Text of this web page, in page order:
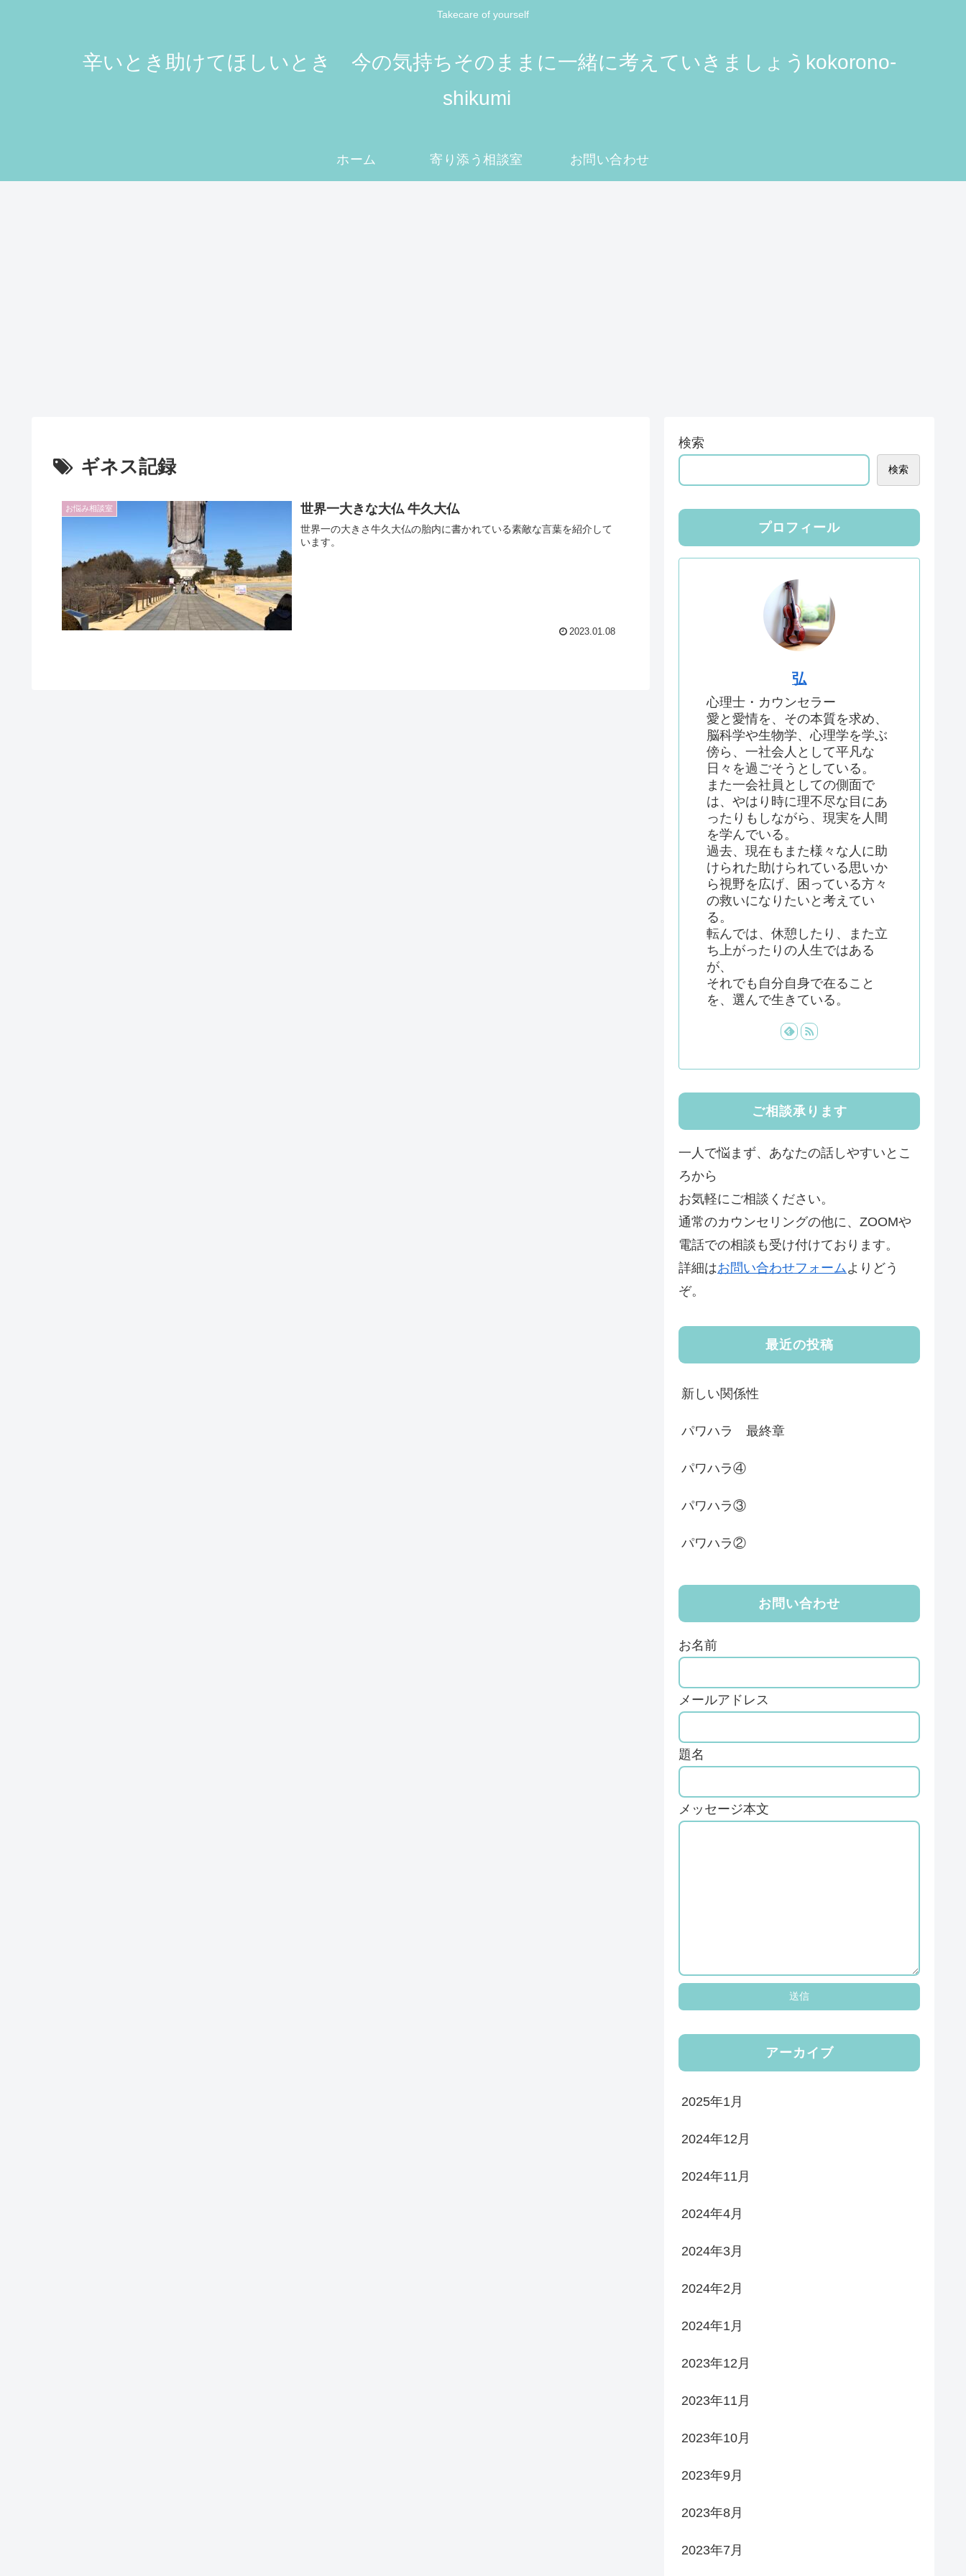
Takecare of yourself
辛いとき助けてほしいとき 今の気持ちそのままに一緒に考えていきましょうkokorono-
shikumi
ホーム 寄り添う相談室 お問い合わせ
ギネス記録
お悩み相談室 世界一大きな大仏 牛久大仏
世界一の大きさ牛久大仏の胎内に書かれている素敵な言葉を紹介して
います。
2023.01.08
検索
検索
プロフィール
弘
心理士・カウンセラー
愛と愛情を、その本質を求め、
脳科学や生物学、心理学を学ぶ
傍ら、一社会人として平凡な
日々を過ごそうとしている。
また一会社員としての側面で
は、やはり時に理不尽な目にあ
ったりもしながら、現実を人間
を学んでいる。
過去、現在もまた様々な人に助
けられた助けられている思いか
ら視野を広げ、困っている方々
の救いになりたいと考えてい
る。
転んでは、休憩したり、また立
ち上がったりの人生ではある
が、
それでも自分自身で在ること
を、選んで生きている。
ご相談承ります
一人で悩まず、あなたの話しやすいとこ
ろから
お気軽にご相談ください。
通常のカウンセリングの他に、ZOOMや
電話での相談も受け付けております。
詳細はお問い合わせフォームよりどう
ぞ。
最近の投稿
新しい関係性
パワハラ 最終章
パワハラ④
パワハラ③
パワハラ②
お問い合わせ
お名前
メールアドレス
題名
メッセージ本文
アーカイブ
2025年1月
2024年12月
2024年11月
2024年4月
2024年3月
2024年2月
2024年1月
2023年12月
2023年11月
2023年10月
2023年9月
2023年8月
2023年7月